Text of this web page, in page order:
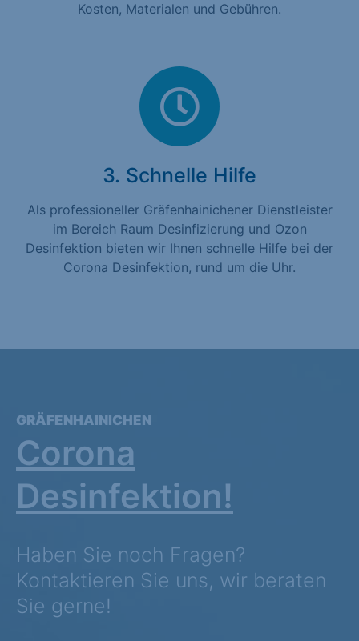
Kosten, Materialen und Gebühren.
3. Schnelle Hilfe
Als professioneller Gräfenhainichener Dienstleister
im Bereich Raum Desinfizierung und Ozon
Desinfektion bieten wir Ihnen schnelle Hilfe bei der
Corona Desinfektion, rund um die Uhr.
GRÄFENHAINICHEN
Corona
Desinfektion!
Haben Sie noch Fragen?
Kontaktieren Sie uns, wir beraten
Sie gerne!